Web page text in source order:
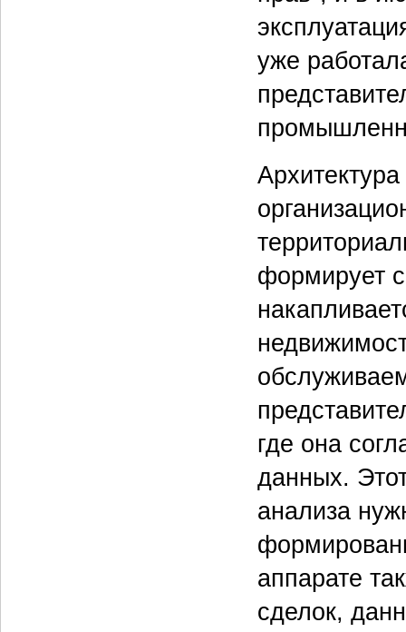
уже
формирует
где она
данных.
анализа
аппарате
сделок,